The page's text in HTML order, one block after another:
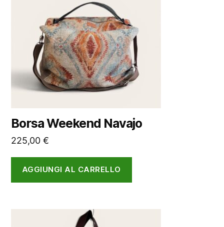
Borsa Weekend Navajo
225,00 €
AGGIUNGI AL CARRELLO